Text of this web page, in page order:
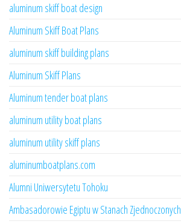
aluminum skiff boat design
Aluminum Skiff Boat Plans
aluminum skiff building plans
Aluminum Skiff Plans
Aluminum tender boat plans
aluminum utility boat plans
aluminum utility skiff plans
aluminumboatplans.com
Alumni Uniwersytetu Tohoku
Ambasadorowie Egiptu w Stanach Zjednoczonych